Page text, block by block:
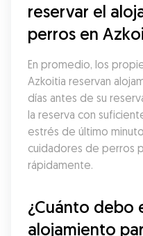
reservar el
perros en
En promedio, los
Azkoitia reservan
días antes de su
la reserva con
estrés de último
cuidadores de perros
rápidamente.
¿Cuánto debo
alojamiento